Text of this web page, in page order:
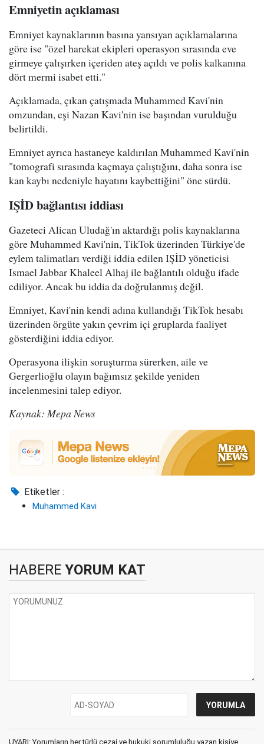
Emniyetin açıklaması
Emniyet kaynaklarının basına yansıyan açıklamalarına
göre ise "özel harekat ekipleri operasyon sırasında eve
girmeye çalışırken içeriden ateş açıldı ve polis kalkanına
dört mermi isabet etti."
Açıklamada, çıkan çatışmada Muhammed Kavi'nin
omzundan, eşi Nazan Kavi'nin ise başından vurulduğu
belirtildi.
Emniyet ayrıca hastaneye kaldırılan Muhammed Kavi'nin
"tomografi sırasında kaçmaya çalıştığını, daha sonra ise
kan kaybı nedeniyle hayatını kaybettiğini" öne sürdü.
IŞİD bağlantısı iddiası
Gazeteci Alican Uludağ'ın aktardığı polis kaynaklarına
göre Muhammed Kavi'nin, TikTok üzerinden Türkiye'de
eylem talimatları verdiği iddia edilen IŞİD yöneticisi
Ismael Jabbar Khaleel Alhaj ile bağlantılı olduğu ifade
ediliyor. Ancak bu iddia da doğrulanmış değil.
Emniyet, Kavi'nin kendi adına kullandığı TikTok hesabı
üzerinden örgüte yakın çevrim içi gruplarda faaliyet
gösterdiğini iddia ediyor.
Operasyona ilişkin soruşturma sürerken, aile ve
Gergerlioğlu olayın bağımsız şekilde yeniden
incelenmesini talep ediyor.
Kaynak: Mepa News
Etiketler :
Muhammed Kavi
HABERE YORUM KAT
UYARI: Yorumların her türlü cezai ve hukuki sorumluluğu yazan kişiye